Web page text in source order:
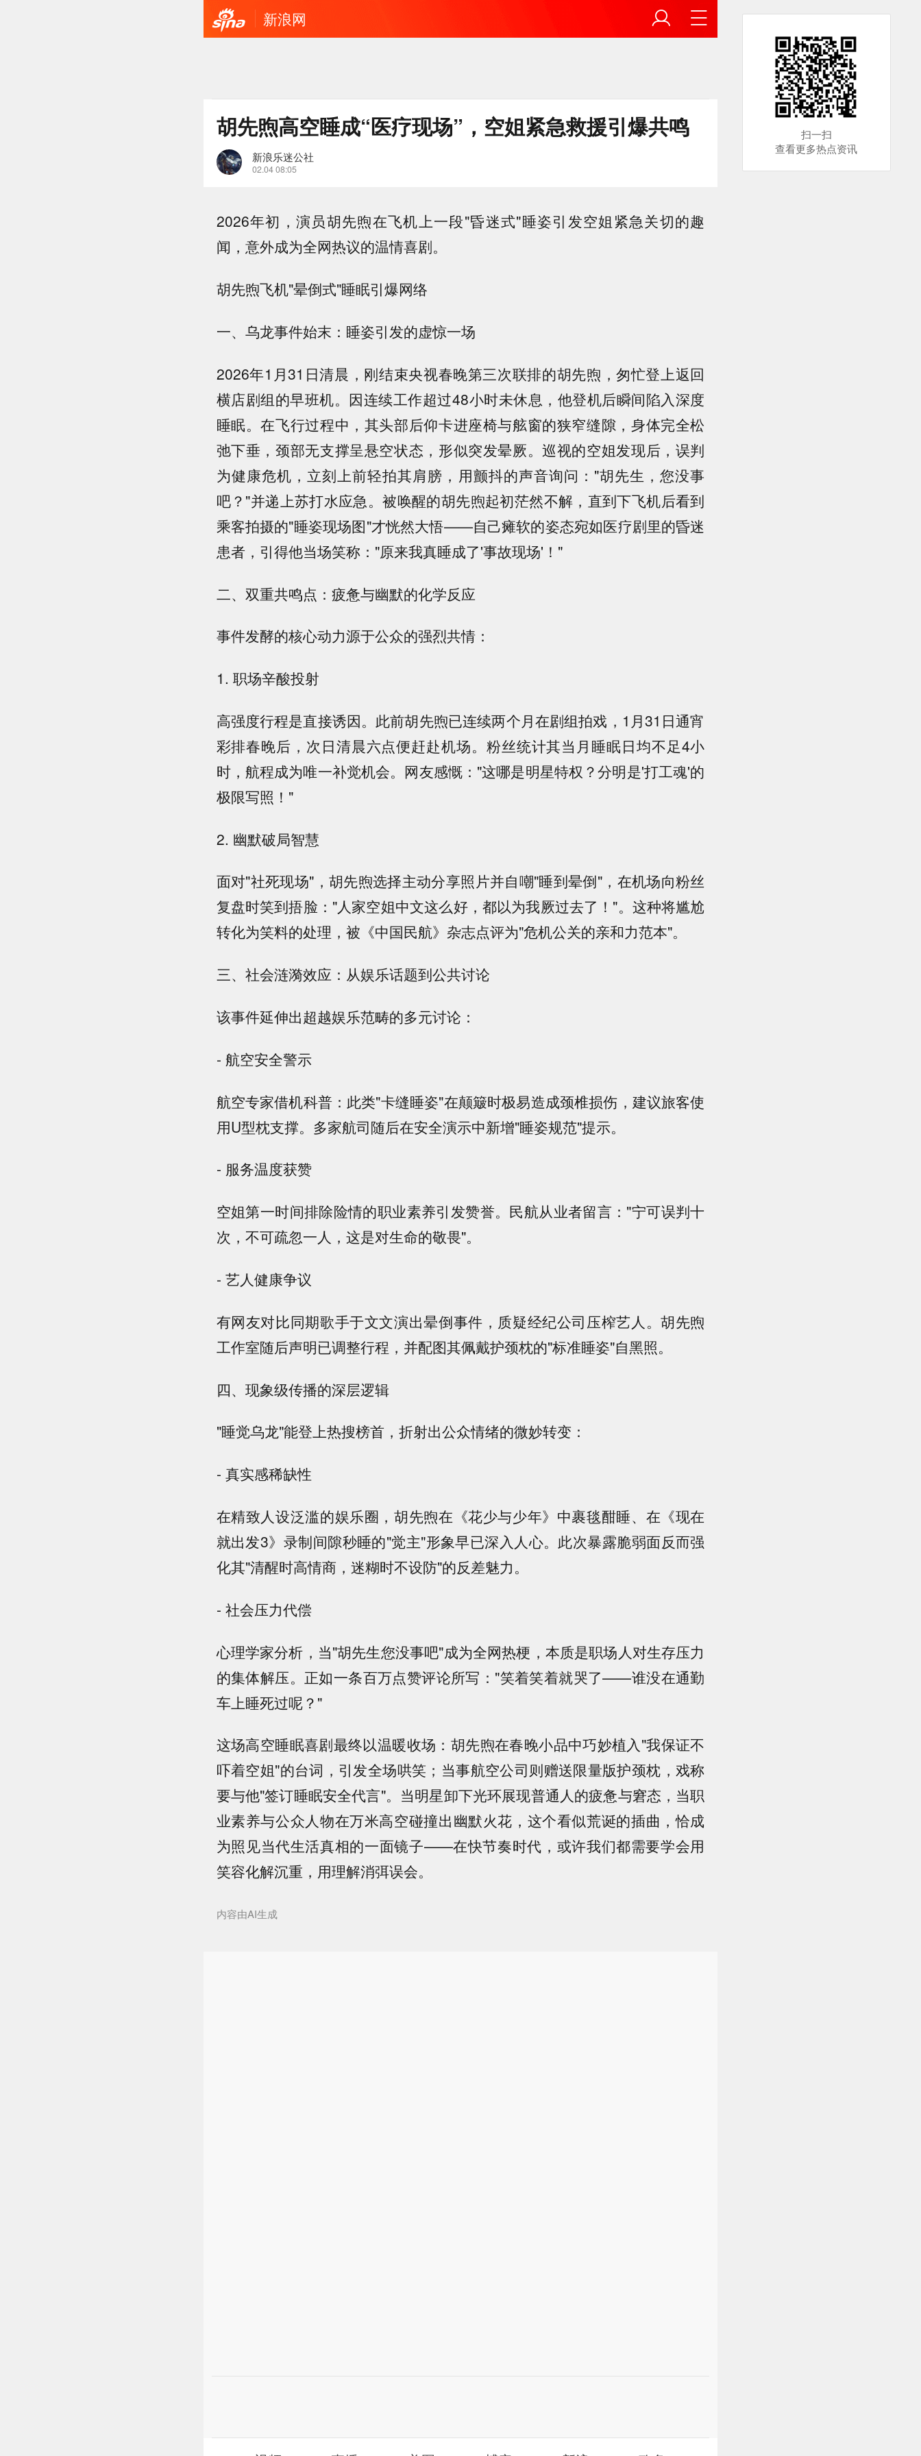
新浪网
胡先煦高空睡成“医疗现场”，空姐紧急救援引爆共鸣
新浪乐迷公社
02.04 08:05
2026年初，演员胡先煦在飞机上一段"昏迷式"睡姿引发空姐紧急关切的趣
闻，意外成为全网热议的温情喜剧。
胡先煦飞机"晕倒式"睡眠引爆网络
一、乌龙事件始末：睡姿引发的虚惊一场
2026年1月31日清晨，刚结束央视春晚第三次联排的胡先煦，匆忙登上返回
横店剧组的早班机。因连续工作超过48小时未休息，他登机后瞬间陷入深度
睡眠。在飞行过程中，其头部后仰卡进座椅与舷窗的狭窄缝隙，身体完全松
弛下垂，颈部无支撑呈悬空状态，形似突发晕厥。巡视的空姐发现后，误判
为健康危机，立刻上前轻拍其肩膀，用颤抖的声音询问："胡先生，您没事
吧？"并递上苏打水应急。被唤醒的胡先煦起初茫然不解，直到下飞机后看到
乘客拍摄的"睡姿现场图"才恍然大悟——自己瘫软的姿态宛如医疗剧里的昏迷
患者，引得他当场笑称："原来我真睡成了'事故现场'！"
二、双重共鸣点：疲惫与幽默的化学反应
事件发酵的核心动力源于公众的强烈共情：
1. 职场辛酸投射
高强度行程是直接诱因。此前胡先煦已连续两个月在剧组拍戏，1月31日通宵
彩排春晚后，次日清晨六点便赶赴机场。粉丝统计其当月睡眠日均不足4小
时，航程成为唯一补觉机会。网友感慨："这哪是明星特权？分明是'打工魂'的
极限写照！"
2. 幽默破局智慧
面对"社死现场"，胡先煦选择主动分享照片并自嘲"睡到晕倒"，在机场向粉丝
复盘时笑到捂脸："人家空姐中文这么好，都以为我厥过去了！"。这种将尴尬
转化为笑料的处理，被《中国民航》杂志点评为"危机公关的亲和力范本"。
三、社会涟漪效应：从娱乐话题到公共讨论
该事件延伸出超越娱乐范畴的多元讨论：
- 航空安全警示
航空专家借机科普：此类"卡缝睡姿"在颠簸时极易造成颈椎损伤，建议旅客使
用U型枕支撑。多家航司随后在安全演示中新增"睡姿规范"提示。
- 服务温度获赞
空姐第一时间排除险情的职业素养引发赞誉。民航从业者留言："宁可误判十
次，不可疏忽一人，这是对生命的敬畏"。
- 艺人健康争议
有网友对比同期歌手于文文演出晕倒事件，质疑经纪公司压榨艺人。胡先煦
工作室随后声明已调整行程，并配图其佩戴护颈枕的"标准睡姿"自黑照。
四、现象级传播的深层逻辑
"睡觉乌龙"能登上热搜榜首，折射出公众情绪的微妙转变：
- 真实感稀缺性
在精致人设泛滥的娱乐圈，胡先煦在《花少与少年》中裹毯酣睡、在《现在
就出发3》录制间隙秒睡的"觉主"形象早已深入人心。此次暴露脆弱面反而强
化其"清醒时高情商，迷糊时不设防"的反差魅力。
- 社会压力代偿
心理学家分析，当"胡先生您没事吧"成为全网热梗，本质是职场人对生存压力
的集体解压。正如一条百万点赞评论所写："笑着笑着就哭了——谁没在通勤
车上睡死过呢？"
这场高空睡眠喜剧最终以温暖收场：胡先煦在春晚小品中巧妙植入"我保证不
吓着空姐"的台词，引发全场哄笑；当事航空公司则赠送限量版护颈枕，戏称
要与他"签订睡眠安全代言"。当明星卸下光环展现普通人的疲惫与窘态，当职
业素养与公众人物在万米高空碰撞出幽默火花，这个看似荒诞的插曲，恰成
为照见当代生活真相的一面镜子——在快节奏时代，或许我们都需要学会用
笑容化解沉重，用理解消弭误会。
内容由AI生成
扫一扫
查看更多热点资讯